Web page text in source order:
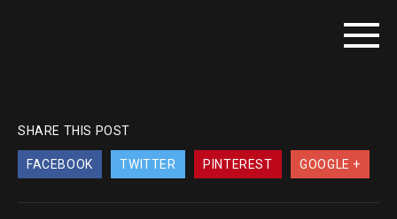
SHARE THIS POST
FACEBOOK TWITTER PINTEREST GOOGLE +